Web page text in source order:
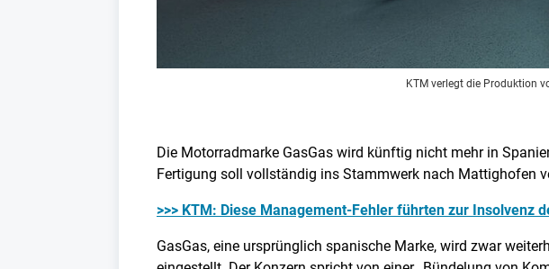
KTM verlegt die Produktion
Die Motorradmarke GasGas wird künftig nicht mehr in
Fertigung soll vollständig ins Stammwerk nach Mattighofen
>>> KTM: Diese Management-Fehler führten zur Insolvenz
GasGas, eine ursprünglich spanische Marke, wird zwar